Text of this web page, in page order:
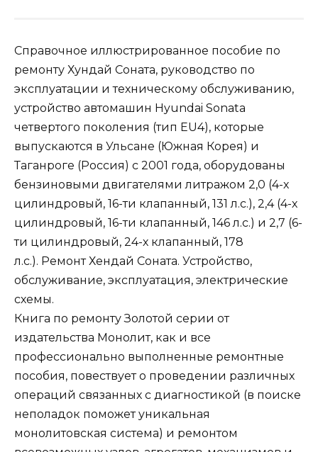
Справочное иллюстрированное пособие по
ремонту Хундай Соната, руководство по
эксплуатации и техническому обслуживанию,
устройство автомашин Hyundai Sonata
четвертого поколения (тип EU4), которые
выпускаются в Ульсане (Южная Корея) и
Таганроге (Россия) с 2001 года, оборудованы
бензиновыми двигателями литражом 2,0 (4-х
цилиндровый, 16-ти клапанный, 131 л.с.), 2,4 (4-х
цилиндровый, 16-ти клапанный, 146 л.с.) и 2,7 (6-
ти цилиндровый, 24-х клапанный, 178
л.с.). Ремонт Хендай Соната. Устройство,
обслуживание, эксплуатация, электрические
схемы.
Книга по ремонту Золотой серии от
издательства Монолит, как и все
профессионально выполненные ремонтные
пособия, повествует о проведении различных
операций связанных с диагностикой (в поиске
неполадок поможет уникальная
монолитовская система) и ремонтом